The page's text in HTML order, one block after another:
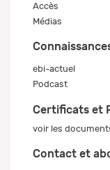
Accès
Médias
ebi-actuel
Podcast
Certificats et
voir les
Contact et